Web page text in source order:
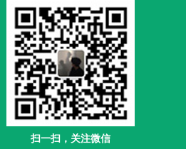
扫一扫，关注微信